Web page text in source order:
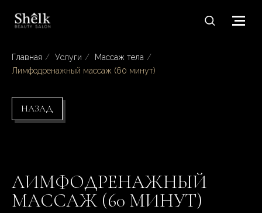
Главная / Услуги / Массаж тела /
Лимфодренажный массаж (60 минут)
НАЗАД
ЛИМФОДРЕНАЖНЫЙ
МАССАЖ (60 МИНУТ)